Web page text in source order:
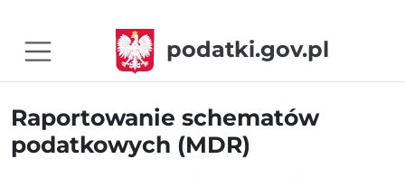
podatki.gov.pl
Raportowanie schematów
podatkowych (MDR)